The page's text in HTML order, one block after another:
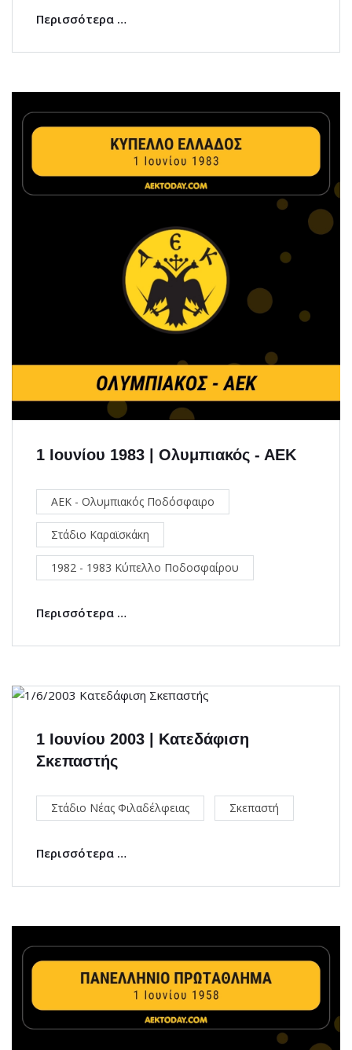
Περισσότερα …
1 Ιουνίου 1983 | Ολυμπιακός - ΑΕΚ
ΑΕΚ - Ολυμπιακός Ποδόσφαιρο
Στάδιο Καραϊσκάκη
1982 - 1983 Κύπελλο Ποδοσφαίρου
Περισσότερα …
1 Ιουνίου 2003 | Κατεδάφιση
Σκεπαστής
Στάδιο Νέας Φιλαδέλφειας Σκεπαστή
Περισσότερα …